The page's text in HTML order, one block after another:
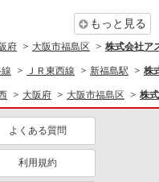
もっと見る
府 大阪市福島区 株式会社ア
ＪＲ東西線 新福島駅 株
大阪府 大阪市福島区 株
よくある質問
利用規約